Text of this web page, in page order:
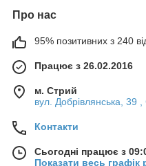
Про нас
95% позитивних з 240
Працює з 26.02.2016
м. Стрий
вул. Добрівлянська, 39
Контакти
Сьогодні працює з
Показати весь графік